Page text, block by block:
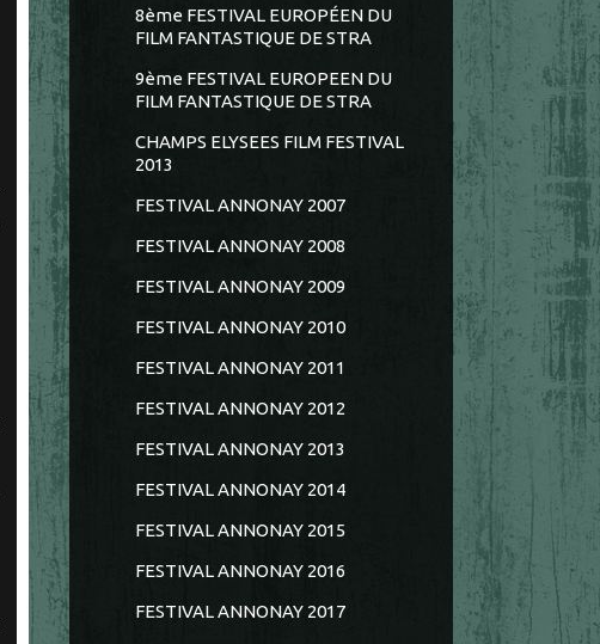
8ème FESTIVAL EUROPÉEN DU
FILM FANTASTIQUE DE STRA
9ème FESTIVAL EUROPEEN DU
FILM FANTASTIQUE DE STRA
CHAMPS ELYSEES FILM FESTIVAL
2013
FESTIVAL ANNONAY 2007
FESTIVAL ANNONAY 2008
FESTIVAL ANNONAY 2009
FESTIVAL ANNONAY 2010
FESTIVAL ANNONAY 2011
FESTIVAL ANNONAY 2012
FESTIVAL ANNONAY 2013
FESTIVAL ANNONAY 2014
FESTIVAL ANNONAY 2015
FESTIVAL ANNONAY 2016
FESTIVAL ANNONAY 2017